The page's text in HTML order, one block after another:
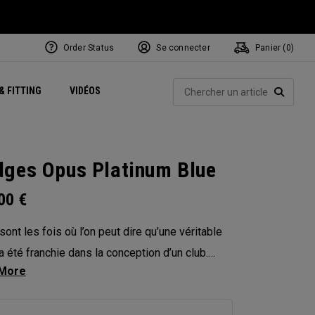
FITTING VIDÉOSExclusive Mavrik Complete Sets
Exclusivités - Balles de Golf
Juillet NEW Headwear
Women's Golf Balls
Exclusivités - Accessoires
Régionaux
Order Status Se connecter Panier ( 0)
Opus Platinum Blue
€
les fois où l’on peut dire qu’une véritable
été franchie dans la conception d’un club.
Platinum est un véritable bond en avant dans